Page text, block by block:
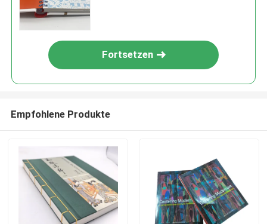
Fortsetzen
Empfohlene Produkte